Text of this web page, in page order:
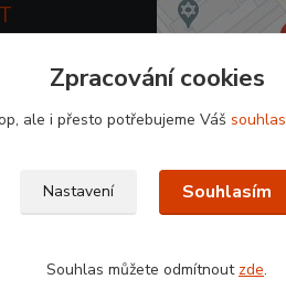
Zpracování cookies
ale i přesto potřebujeme Váš souhlas
Nastavení Souhlasím
Souhlas můžete odmítnout zde.